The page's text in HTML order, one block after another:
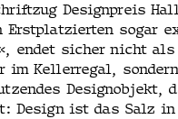
Design­preis
Erst­platzierten sog­ar
endet sich­er nicht als
im Keller­re­gal,
Desig­nob­jekt,
Design ist das Salz in